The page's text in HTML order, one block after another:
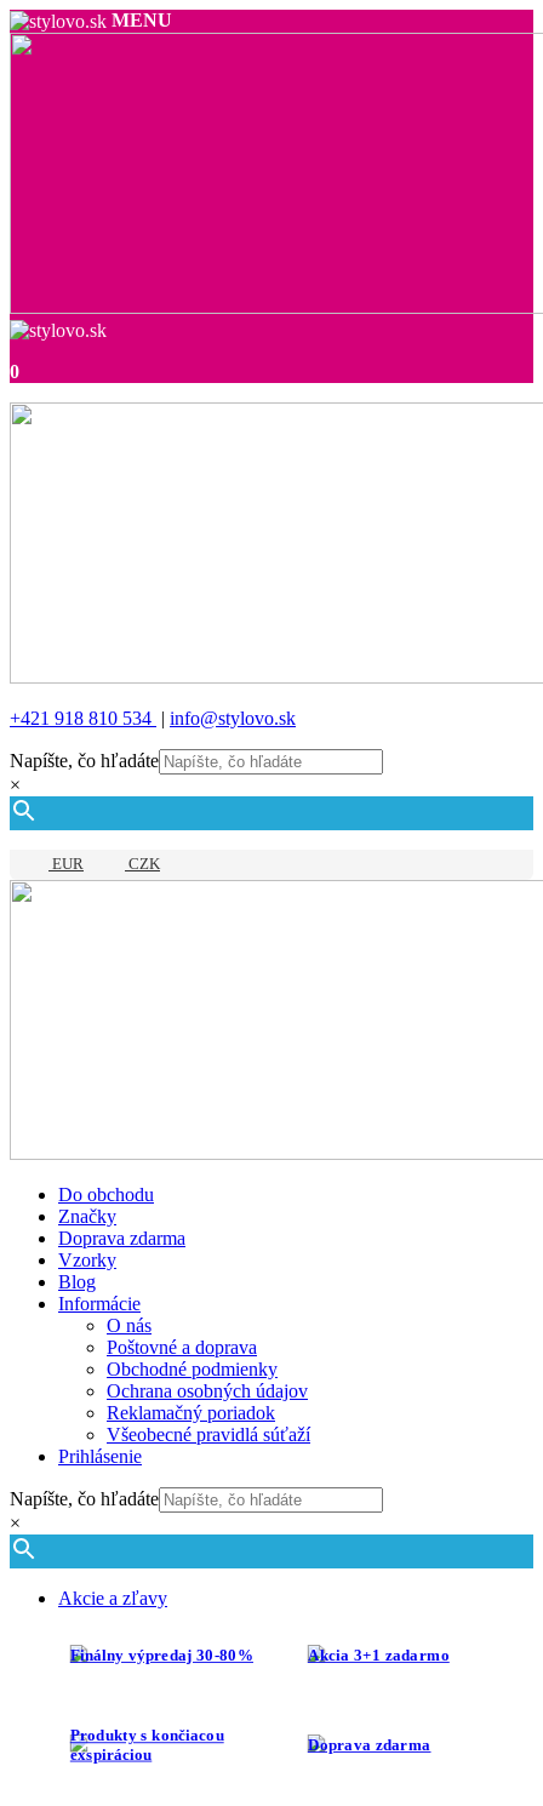
MENU
0
+421 918 810 534 | info@stylovo.sk
Napíšte, čo hľadáte
×
EUR CZK
Do obchodu
Značky
Doprava zdarma
Vzorky
Blog
Informácie
O nás
Poštovné a doprava
Obchodné podmienky
Ochrana osobných údajov
Reklamačný poriadok
Všeobecné pravidlá súťaží
Prihlásenie
Napíšte, čo hľadáte
×
Akcie a zľavy
Finálny výpredaj 30-80% Akcia 3+1 zadarmo
Produkty s končiacou
exspiráciou
Doprava zdarma